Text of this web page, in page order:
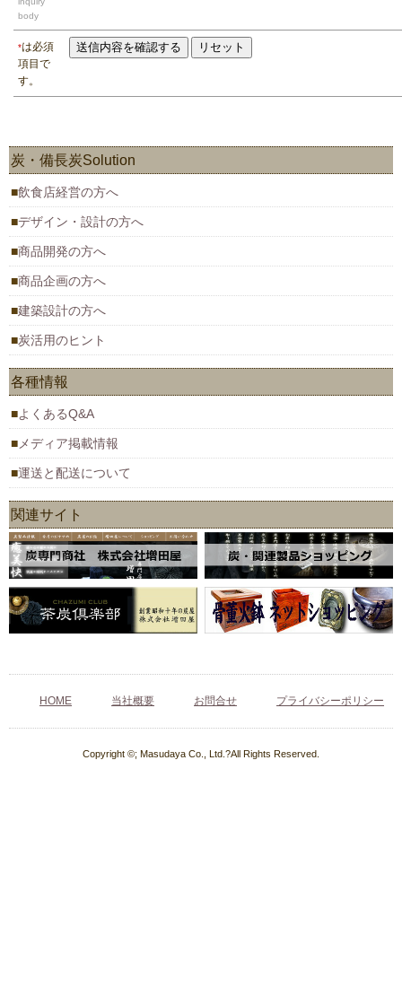
body
*は必須
項目で
す。
炭・備長炭Solution
飲食店経営の方へ
デザイン・設計の方へ
商品開発の方へ
商品企画の方へ
建築設計の方へ
炭活用のヒント
各種情報
よくあるQ&A
メディア掲載情報
運送と配送について
関連サイト
HOME 当社概要 お問合せ プライバシーポリシー
Copyright ©; Masudaya Co., Ltd.?All Rights Reserved.